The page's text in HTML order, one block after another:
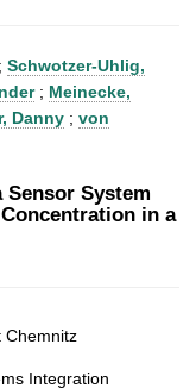
; Schwotzer-Uhlig,
; Meinecke,
Danny ; von
System
in a
Chemnitz
Integration